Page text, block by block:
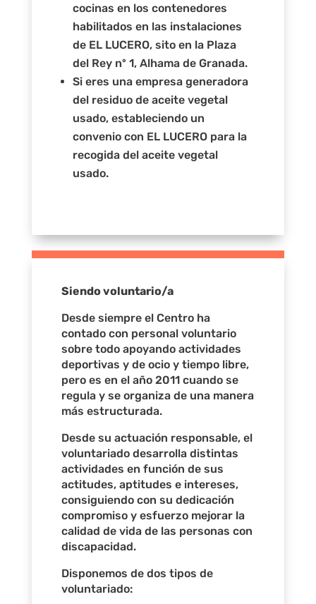
cocinas en los contenedores
habilitados en las instalaciones
de EL LUCERO, sito en la Plaza
del Rey nº 1, Alhama de Granada.
Si eres una empresa generadora
del residuo de aceite vegetal
usado, estableciendo un
convenio con EL LUCERO para la
recogida del aceite vegetal
usado.
Siendo voluntario/a
Desde siempre el Centro ha
contado con personal voluntario
sobre todo apoyando actividades
deportivas y de ocio y tiempo libre,
pero es en el año 2011 cuando se
regula y se organiza de una manera
más estructurada.
Desde su actuación responsable, el
voluntariado desarrolla distintas
actividades en función de sus
actitudes, aptitudes e intereses,
consiguiendo con su dedicación
compromiso y esfuerzo mejorar la
calidad de vida de las personas con
discapacidad.
Disponemos de dos tipos de
voluntariado: